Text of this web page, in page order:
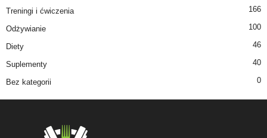
Treningi i ćwiczenia 166
Odżywianie 100
Diety 46
Suplementy 40
Bez kategorii 0